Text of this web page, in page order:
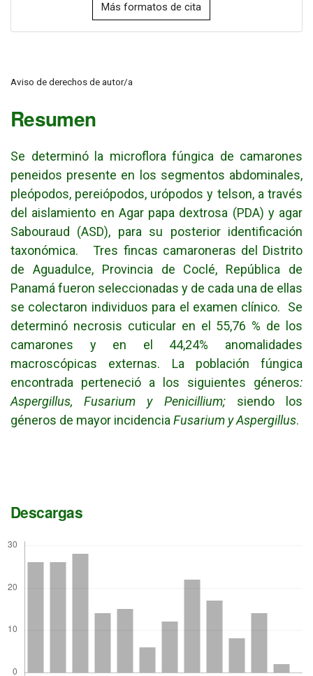
Más formatos de cita
Aviso de derechos de autor/a
Resumen
Se determinó la microflora fúngica de camarones
peneidos presente en los segmentos abdominales,
pleópodos, pereiópodos, urópodos y telson, a través
del aislamiento en Agar papa dextrosa (PDA) y agar
Sabouraud (ASD), para su posterior identificación
taxonómica. Tres fincas camaroneras del Distrito
de Aguadulce, Provincia de Coclé, República de
Panamá fueron seleccionadas y de cada una de ellas
se colectaron individuos para el examen clínico. Se
determinó necrosis cuticular en el 55,76 % de los
camarones y en el 44,24% anomalidades
macroscópicas externas. La población fúngica
encontrada perteneció a los siguientes géneros:
Aspergillus, Fusarium y Penicillium;siendo los
géneros de mayor incidencia Fusarium y Aspergillus.
Descargas